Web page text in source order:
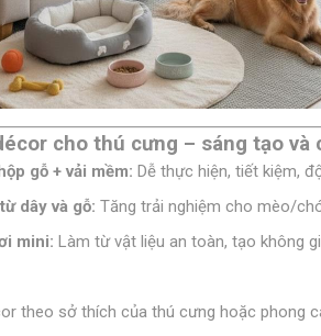
cho thú cưng – sáng tạo và
gỗ + vải mềm: Dễ thực hiện, tiết kiệm,
dây và gỗ: Tăng trải nghiệm cho mèo/
mini: Làm từ vật liệu an toàn, tạo không
theo sở thích của thú cưng hoặc phong